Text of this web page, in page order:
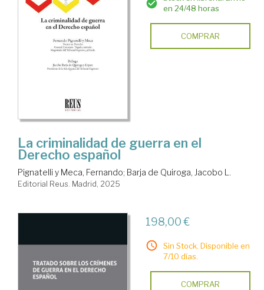
en 24/48 horas
COMPRAR
La criminalidad de guerra en el
Derecho español
Pignatelli y Meca, Fernando; Barja de Quiroga, Jacobo L.
Editorial Reus. Madrid, 2025
198,00 €
Sin Stock. Disponible en
7/10 días.
COMPRAR